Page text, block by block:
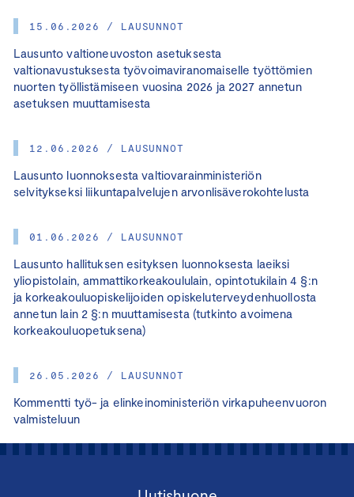
15.06.2026 / LAUSUNNOT
Lausunto valtioneuvoston asetuksesta
valtionavustuksesta työvoimaviranomaiselle työttömien
nuorten työllistämiseen vuosina 2026 ja 2027 annetun
asetuksen muuttamisesta
12.06.2026 / LAUSUNNOT
Lausunto luonnoksesta valtiovarainministeriön
selvitykseksi liikuntapalvelujen arvonlisäverokohtelusta
01.06.2026 / LAUSUNNOT
Lausunto hallituksen esityksen luonnoksesta laeiksi
yliopistolain, ammattikorkeakoululain, opintotukilain 4 §:n
ja korkeakouluopiskelijoiden opiskeluterveydenhuollosta
annetun lain 2 §:n muuttamisesta (tutkinto avoimena
korkeakouluopetuksena)
26.05.2026 / LAUSUNNOT
Kommentti työ- ja elinkeinoministeriön virkapuheenvuoron
valmisteluun